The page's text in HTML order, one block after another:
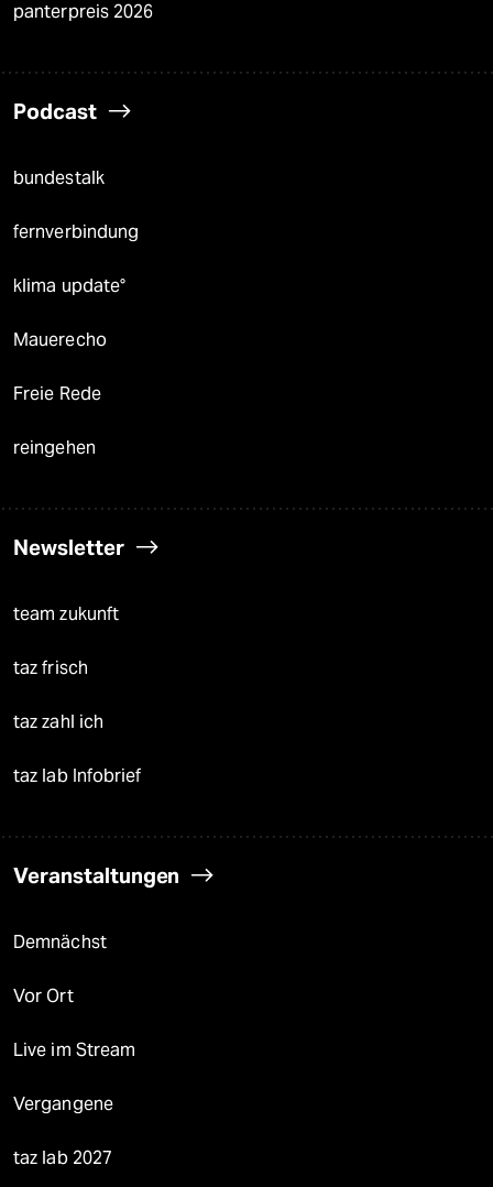
panterpreis 2026
Podcast
bundestalk
fernverbindung
klima update°
Mauerecho
Freie Rede
reingehen
Newsletter
team zukunft
taz frisch
taz zahl ich
taz lab Infobrief
Veranstaltungen
Demnächst
Vor Ort
Live im Stream
Vergangene
taz lab 2027